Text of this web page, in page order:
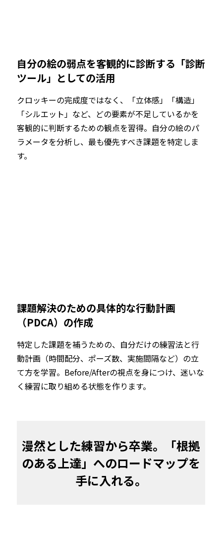
自分の絵の弱点を客観的に診断する「診断
ツール」としての活用
クロッキーの完成度ではなく、「立体感」「構造」
「シルエット」など、どの要素が不足しているかを
客観的に判断するための観点を習得。自分の絵のパ
ラメータを分析し、最も優先すべき課題を特定しま
す。
課題解決のための具体的な行動計画
（PDCA）の作成
特定した課題を補うための、自分だけの練習法と行
動計画（時間配分、ポーズ数、実施間隔など）の立
て方を学習。Before/Afterの視点を身につけ、迷いな
く練習に取り組める状態を作ります。
漫然とした練習から卒業。「根拠
のある上達」へのロードマップを
手に入れる。